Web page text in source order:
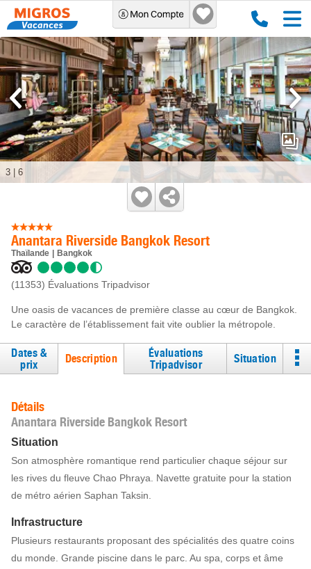
Anantara Riverside Bangkok Resort
Thaïlande Bangkok
(11353) Évaluations Tripadvisor
Une oasis de vacances de première classe au cœur de Bangkok.
Le caractère de l’établissement fait vite oublier la métropole.
3 6
Dates &
prix
Description
Évaluations
Tripadvisor
Situation
Détails
Anantara Riverside Bangkok Resort
Situation
Son atmosphère romantique rend particulier chaque séjour sur
les rives du fleuve Chao Phraya. Navette gratuite pour la station
de métro aérien Saphan Taksin.
Infrastructure
Plusieurs restaurants proposant des spécialités des quatre coins
du monde. Grande piscine dans le parc. Au spa, corps et âme